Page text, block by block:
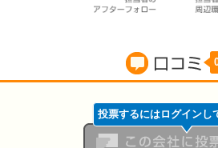
口コミ
投票するにはログインし